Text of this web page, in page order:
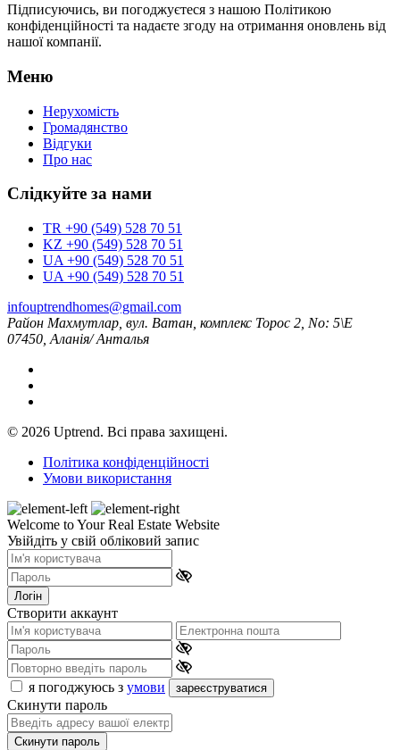
Підписуючись, ви погоджуєтеся з нашою Політикою
конфіденційності та надаєте згоду на отримання оновлень від
нашої компанії.
Меню
Нерухомість
Громадянство
Відгуки
Про нас
Слідкуйте за нами
TR +90 (549) 528 70 51
KZ +90 (549) 528 70 51
UA +90 (549) 528 70 51
UA +90 (549) 528 70 51
infouptrendhomes@gmail.com
Район Махмутлар, вул. Ватан, комплекс Торос 2, No: 5\Е
07450, Аланія/ Анталья
© 2026 Uptrend. Всі права захищені.
Політика конфіденційності
Умови використання
Welcome to Your Real Estate Website
Увійдіть у свій обліковий запис
Логін
Створити аккаунт
я погоджуюсь з умови зареєструватися
Скинути пароль
Скинути пароль